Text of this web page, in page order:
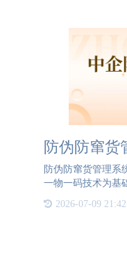
防伪防窜货
防伪防窜货管理系
一物一码技术为基
等先进技术，为每
产品全生命周期的
2026-07-09 21:42